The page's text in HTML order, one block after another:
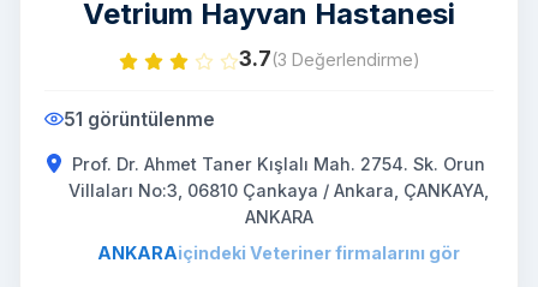
Vetrium Hayvan Hastanesi
3.7(3 Değerlendirme)
51 görüntülenme
Prof. Dr. Ahmet Taner Kışlalı Mah. 2754. Sk. Orun
Villaları No:3, 06810 Çankaya / Ankara, ÇANKAYA,
ANKARA
ANKARAiçindeki Veteriner firmalarını gör